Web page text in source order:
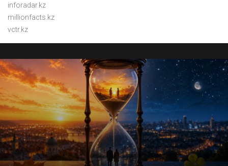
inforadar.kz
millionfacts.kz
vctr.kz